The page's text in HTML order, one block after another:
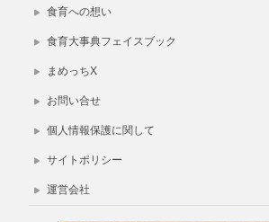
食育への想い
食育大事典フェイスブック
まめっちX
お問い合せ
個人情報保護に関して
サイトポリシー
運営会社